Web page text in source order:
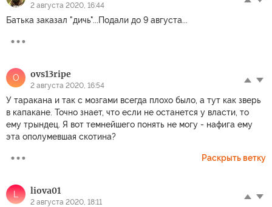
2 августа 2020, 16:44
Батька заказал "дичь"...Подали до 9 августа...
O ovs13ripe
2 августа 2020, 16:54
У таракана и так с мозгами всегда плохо было, а тут как зверь
в капакане. Точно знает, что если не останется у власти, то
ему трындец. Я вот темнейшего понять не могу - нафига ему
эта ополумевшая скотина?
Раскрыть ветку
L liova01
2 августа 2020, 18:11